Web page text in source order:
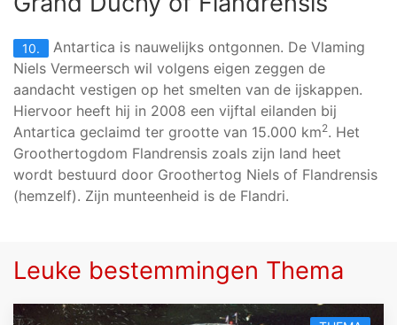
10.
Antartica is nauwelijks ontgonnen. De Vlaming
Niels Vermeersch wil volgens eigen zeggen de
aandacht vestigen op het smelten van de ijskappen.
Hiervoor heeft hij in 2008 een vijftal eilanden bij
Antartica geclaimd ter grootte van 15.000 km2. Het
Groothertogdom Flandrensis zoals zijn land heet
wordt bestuurd door Groothertog Niels of Flandrensis
(hemzelf). Zijn munteenheid is de Flandri.
Leuke bestemmingen Thema